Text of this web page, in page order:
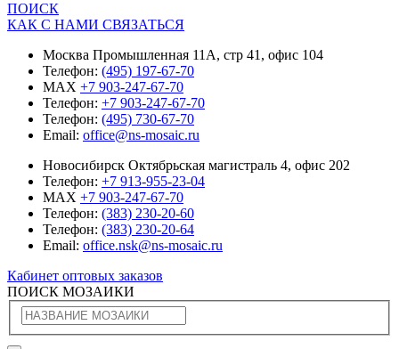
ПОИСК
КАК С НАМИ СВЯЗАТЬСЯ
Москва Промышленная 11А, стр 41, офис 104
Телефон: (495) 197-67-70
MAX +7 903-247-67-70
Телефон: +7 903-247-67-70
Телефон: (495) 730-67-70
Email: office@ns-mosaic.ru
Новосибирск Октябрьская магистраль 4, офис 202
Телефон: +7 913-955-23-04
MAX +7 903-247-67-70
Телефон: (383) 230-20-60
Телефон: (383) 230-20-64
Email: office.nsk@ns-mosaic.ru
Кабинет оптовых заказов
ПОИСК МОЗАИКИ